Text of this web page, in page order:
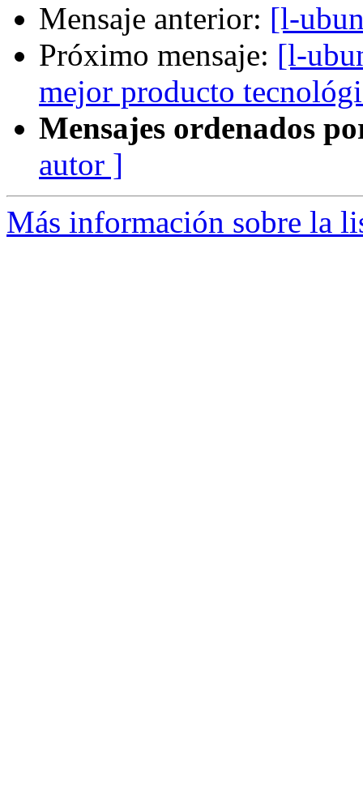
Mensaje anterior: [l-
Próximo mensaje: [l-
mejor producto
Mensajes ordenados
autor ]
Más información sobre la